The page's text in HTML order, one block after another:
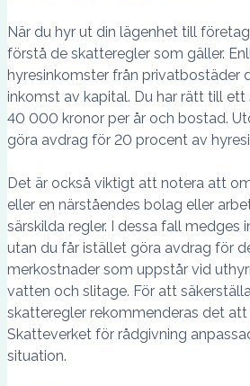
När du hyr ut din lägenhet till
förstå de skatteregler som gäller.
hyresinkomster från privatbostäder
inkomst av kapital. Du har rätt till
40 000 kronor per år och bostad.
göra avdrag för 20 procent av
Det är också viktigt att notera att
eller en närståendes bolag eller
särskilda regler. I dessa fall medges
utan du får istället göra avdrag för
merkostnader som uppstår vid
vatten och slitage. För att
skatteregler rekommenderas det
Skatteverket för rådgivning
situation.